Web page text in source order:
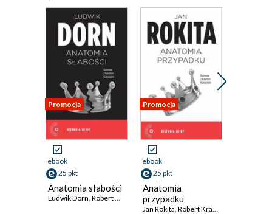
Promocja
ebook
25 pkt
Anatomia słabości
Ludwik Dorn Robert Krasowski
Promocja
ebook
25 pkt
Anatomia
przypadku
Jan Rokita Robert Krasowski